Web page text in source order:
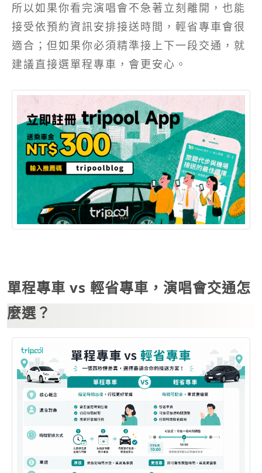
所以如果你看完演唱會不急著立刻離開，也能
接受依預約資訊安排接送時間，輕省專車會很
適合；但如果你必須精準接上下一段交通，就
建議直接選單程專車，會更安心。
單程專車 vs 輕省專車，演唱會交通怎
麼選？